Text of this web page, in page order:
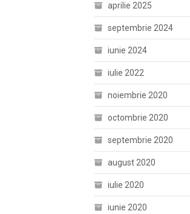
aprilie 2025
septembrie 2024
iunie 2024
iulie 2022
noiembrie 2020
octombrie 2020
septembrie 2020
august 2020
iulie 2020
iunie 2020